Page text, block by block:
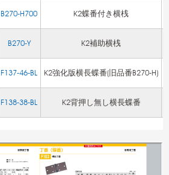
B270-H700 K2蝶番付き横桟
B270-Y K2補助横桟
F137-46-BL K2強化版横長蝶番(旧品番B270-H)
F138-38-BL K2背押し無し横長蝶番